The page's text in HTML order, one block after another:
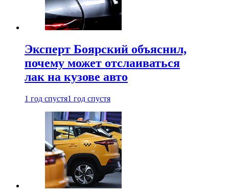
Эксперт Боярский объяснил,
почему может отслаиваться
лак на кузове авто
1 год спустя1 год спустя